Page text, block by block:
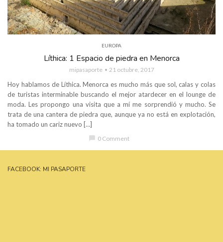
EUROPA
Líthica: 1 Espacio de piedra en Menorca
mipasaporte 21 octubre, 2017
Hoy hablamos de Líthica. Menorca es mucho más que sol, calas y colas
de turistas interminable buscando el mejor atardecer en el lounge de
moda. Les propongo una visita que a mí me sorprendió y mucho. Se
trata de una cantera de piedra que, aunque ya no está en explotación,
ha tomado un cariz nuevo […]
0 Comment
FACEBOOK: MI PASAPORTE